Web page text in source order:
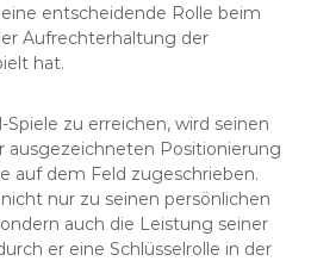
entscheidende Rolle beim
Aufrechterhaltung der
hat.
zu erreichen, wird seinen
ausgezeichneten Positionierung
auf dem Feld zugeschrieben.
nur zu seinen persönlichen
auch die Leistung seiner
er eine Schlüsselrolle in der